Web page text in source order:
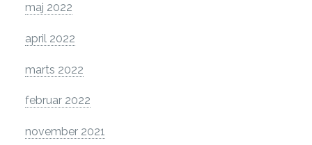
maj 2022
april 2022
marts 2022
februar 2022
november 2021